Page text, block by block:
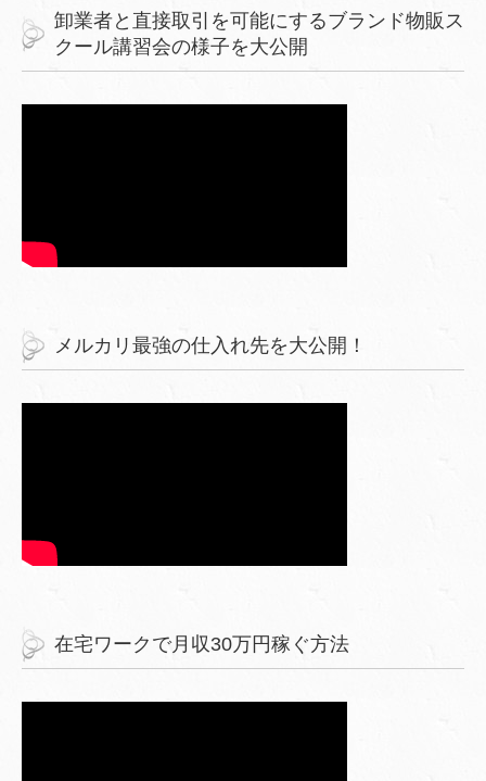
卸業者と直接取引を可能にするブランド物販ス
クール講習会の様子を大公開
メルカリ最強の仕入れ先を大公開！
在宅ワークで月収30万円稼ぐ方法